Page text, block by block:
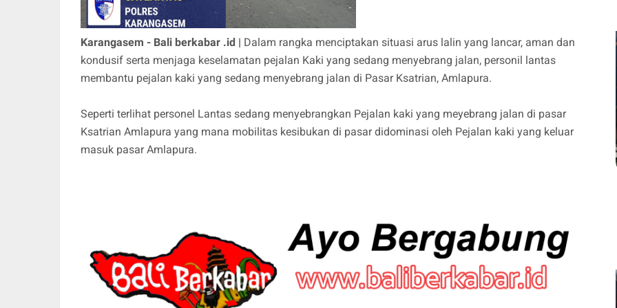
Karangasem - Bali berkabar .id | Dalam rangka menciptakan situasi arus lalin yang lancar, aman dan
kondusif serta menjaga keselamatan pejalan Kaki yang sedang menyebrang jalan, personil lantas
membantu pejalan kaki yang sedang menyebrang jalan di Pasar Ksatrian, Amlapura.
Seperti terlihat personel Lantas sedang menyebrangkan Pejalan kaki yang meyebrang jalan di pasar
Ksatrian Amlapura yang mana mobilitas kesibukan di pasar didominasi oleh Pejalan kaki yang keluar
masuk pasar Amlapura.